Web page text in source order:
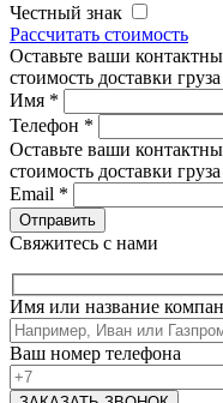
Честный знак
Рассчитать стоимость
Оставьте ваши
стоимость доставки груза
Имя *
Телефон *
Оставьте ваши
стоимость доставки груза
Email *
Свяжитесь с нами
Имя или название
Ваш номер телефона